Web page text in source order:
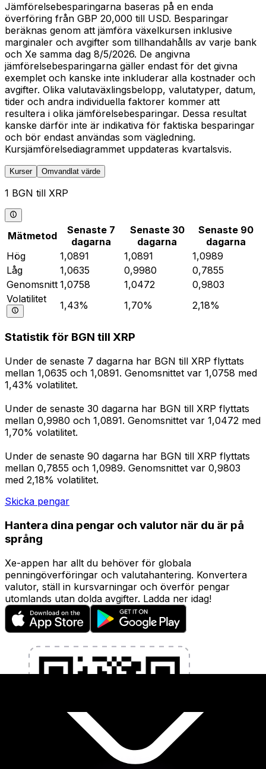
Jämförelsebesparingarna baseras på en enda
överföring från GBP 20,000 till USD. Besparingar
beräknas genom att jämföra växelkursen inklusive
marginaler och avgifter som tillhandahålls av varje bank
och Xe samma dag 8/5/2026. De angivna
jämförelsebesparingarna gäller endast för det givna
exemplet och kanske inte inkluderar alla kostnader och
avgifter. Olika valutaväxlingsbelopp, valutatyper, datum,
tider och andra individuella faktorer kommer att
resultera i olika jämförelsebesparingar. Dessa resultat
kanske därför inte är indikativa för faktiska besparingar
och bör endast användas som vägledning.
Kursjämförelsediagrammet uppdateras kvartalsvis.
Kurser Omvandlat värde
1 BGN till XRP
Mätmetod
Senaste 7
dagarna
Senaste 30
dagarna
Senaste 90
dagarna
Hög
1,0891 1,0891
1,0989
Låg
1,0635 0,9980
0,7855
Genomsnitt 1,0758 1,0472
0,9803
Volatilitet
1,43% 1,70% 2,18%
Statistik för BGN till XRP
Under de senaste 7 dagarna har BGN till XRP flyttats
mellan 1,0635 och 1,0891. Genomsnittet var 1,0758 med
1,43% volatilitet.
Under de senaste 30 dagarna har BGN till XRP flyttats
mellan 0,9980 och 1,0891. Genomsnittet var 1,0472 med
1,70% volatilitet.
Under de senaste 90 dagarna har BGN till XRP flyttats
mellan 0,7855 och 1,0989. Genomsnittet var 0,9803
med 2,18% volatilitet.
Skicka pengar
Hantera dina pengar och valutor när du är på
språng
Xe-appen har allt du behöver för globala
penningöverföringar och valutahantering. Konvertera
valutor, ställ in kursvarningar och överför pengar
utomlands utan dolda avgifter. Ladda ner idag!